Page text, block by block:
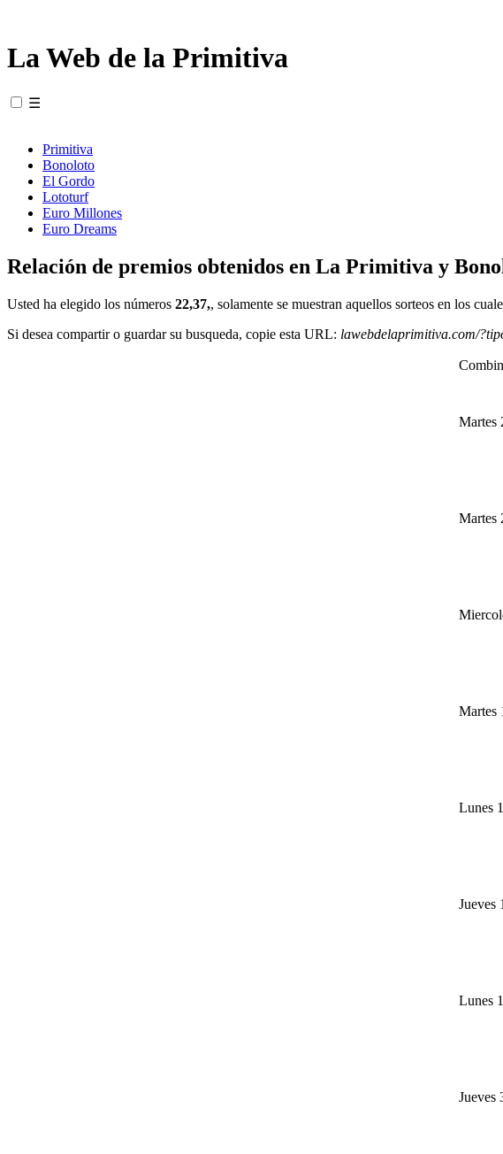
La Web de la Primitiva
☰
Primitiva
Bonoloto
El Gordo
Lototurf
Euro Millones
Euro Dreams
Relación de premios obtenidos en La Primitiva y
Usted ha elegido los números 22,37,, solamente se muestran aquellos sorteos en los
Si desea compartir o guardar su busqueda, copie esta URL: lawebdelaprimitiva.com/
Martes
Martes
Martes
Lunes
Jueves
Lunes
Jueves